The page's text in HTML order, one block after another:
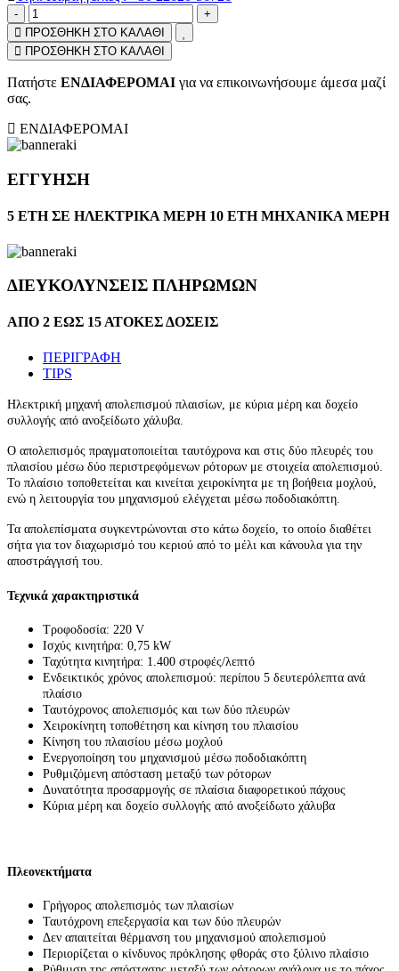
-
+
ΠΡΟΣΘΗΚΗ ΣΤΟ ΚΑΛΑΘΙ
ΠΡΟΣΘΗΚΗ ΣΤΟ ΚΑΛΑΘΙ
Πατήστε ΕΝΔΙΑΦΕΡΟΜΑΙ για να επικοινωνήσουμε άμεσα μαζί
σας.
ΕΝΔΙΑΦΕΡΟΜΑΙ
ΕΓΓΥΗΣΗ
5 ΕΤΗ ΣΕ ΗΛΕΚΤΡΙΚΑ ΜΕΡΗ 10 ΕΤΗ ΜΗΧΑΝΙΚΑ ΜΕΡΗ
ΔΙΕΥΚΟΛΥΝΣΕΙΣ ΠΛΗΡΩΜΩΝ
ΑΠΟ 2 ΕΩΣ 15 ΑΤΟΚΕΣ ΔΟΣΕΙΣ
ΠΕΡΙΓΡΑΦΗ
TIPS
Ηλεκτρική μηχανή απολεπισμού πλαισίων, με κύρια μέρη και δοχείο
συλλογής από ανοξείδωτο χάλυβα.
Ο απολεπισμός πραγματοποιείται ταυτόχρονα και στις δύο πλευρές του
πλαισίου μέσω δύο περιστρεφόμενων ρότορων με στοιχεία απολεπισμού.
Το πλαίσιο τοποθετείται και κινείται χειροκίνητα με τη βοήθεια μοχλού,
ενώ η λειτουργία του μηχανισμού ελέγχεται μέσω ποδοδιακόπτη.
Τα απολεπίσματα συγκεντρώνονται στο κάτω δοχείο, το οποίο διαθέτει
σήτα για τον διαχωρισμό του κεριού από το μέλι και κάνουλα για την
αποστράγγισή του.
Τεχνικά χαρακτηριστικά
Τροφοδοσία: 220 V
Ισχύς κινητήρα: 0,75 kW
Ταχύτητα κινητήρα: 1.400 στροφές/λεπτό
Ενδεικτικός χρόνος απολεπισμού: περίπου 5 δευτερόλεπτα ανά
πλαίσιο
Ταυτόχρονος απολεπισμός και των δύο πλευρών
Χειροκίνητη τοποθέτηση και κίνηση του πλαισίου
Κίνηση του πλαισίου μέσω μοχλού
Ενεργοποίηση του μηχανισμού μέσω ποδοδιακόπτη
Ρυθμιζόμενη απόσταση μεταξύ των ρότορων
Δυνατότητα προσαρμογής σε πλαίσια διαφορετικού πάχους
Κύρια μέρη και δοχείο συλλογής από ανοξείδωτο χάλυβα
Πλεονεκτήματα
Γρήγορος απολεπισμός των πλαισίων
Ταυτόχρονη επεξεργασία και των δύο πλευρών
Δεν απαιτείται θέρμανση του μηχανισμού απολεπισμού
Περιορίζεται ο κίνδυνος πρόκλησης φθοράς στο ξύλινο πλαίσιο